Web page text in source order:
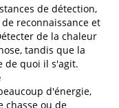
de détection,
reconnaissance et
de la chaleur
tandis que la
de quoi il s'agit.
d'énergie,
chasse ou de